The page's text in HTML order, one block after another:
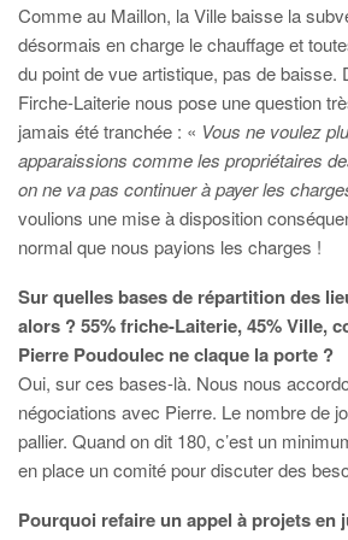
Comme au Maillon, la Ville baisse la
désormais en charge le chauffage et
du point de vue artistique, pas de baisse.
Firche-Laiterie nous pose une question
jamais été tranchée : « Vous ne voulez
apparaissions comme les propriétaires
on ne va pas continuer à payer les
voulions une mise à disposition
normal que nous payions les charges !
Sur quelles bases de répartition des
alors ? 55% friche-Laiterie, 45% Ville,
Pierre Poudoulec ne claque la porte ?
Oui, sur ces bases-là. Nous nous
négociations avec Pierre. Le nombre de
pallier. Quand on dit 180, c’est un
en place un comité pour discuter des
Pourquoi refaire un appel à projets en